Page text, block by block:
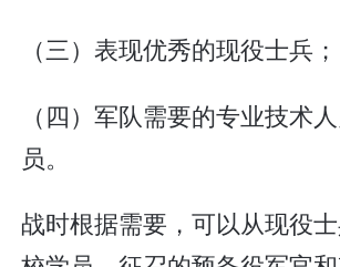
（三）表现优秀的现役士兵；
（四）军队需要的专业技术
员。
战时根据需要，可以从现役